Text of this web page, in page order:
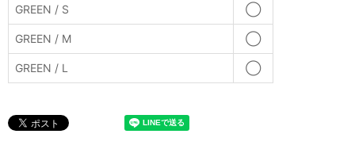
GREEN / S ◯
GREEN / M ◯
GREEN / L ◯